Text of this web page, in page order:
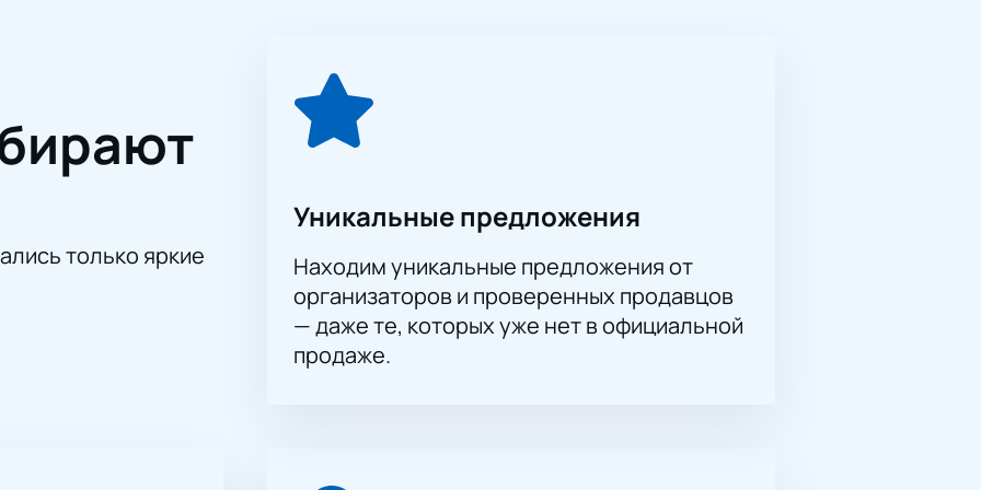
— это больше, чем просто концертный зал; это пространство, где рождается
возможности зала позволяют насладиться каждым звуком, создавая эффект
стихию. Каждое мероприятие здесь превращается в незабываемое событие.
музыкального торжества! Приобретение билетов на нашем сайте гарантирует вам место на
воспоминаний. Присоединяйтесь к зрителям, которые соберутся вместе, чтобы
на нашем сайте — это просто и удобно; сделайте это прямо сейчас и
только яркие
Уникальные предложения
Находим уникальные предложения от
организаторов и проверенных продавцов
— даже те, которых уже нет в официальной
продаже.